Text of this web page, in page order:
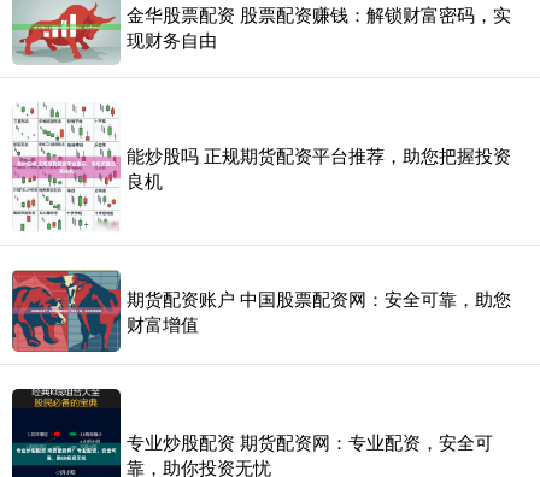
金华股票配资 股票配资赚钱：解锁财富密码，实
现财务自由
能炒股吗 正规期货配资平台推荐，助您把握投资
良机
期货配资账户 中国股票配资网：安全可靠，助您
财富增值
专业炒股配资 期货配资网：专业配资，安全可
靠，助你投资无忧